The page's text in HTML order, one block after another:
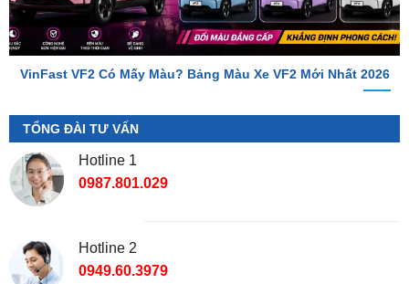
VinFast VF2 Có Mấy Màu? Bảng Màu Xe VF2 Mới Nhất 2026
TỔNG ĐÀI TƯ VẤN
Hotline 1
0987.801.029
Hotline 2
0949.60.3979